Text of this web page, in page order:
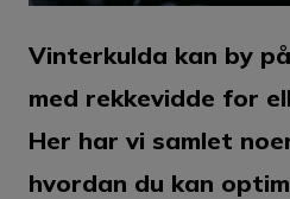
Vinterkulda kan by
med rekkevidde for
Her har vi samlet
hvordan du kan